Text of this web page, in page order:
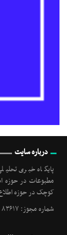
درباره سایت
پایگاه خبری
مطبوعات در حوزه
کوچک در حوزه
شماره مجوز: ۸۳۶۱۷